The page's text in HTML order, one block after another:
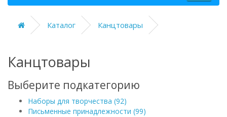
Каталог Канцтовары
Канцтовары
Выберите подкатегорию
Наборы для творчества (92)
Письменные принадлежности (99)